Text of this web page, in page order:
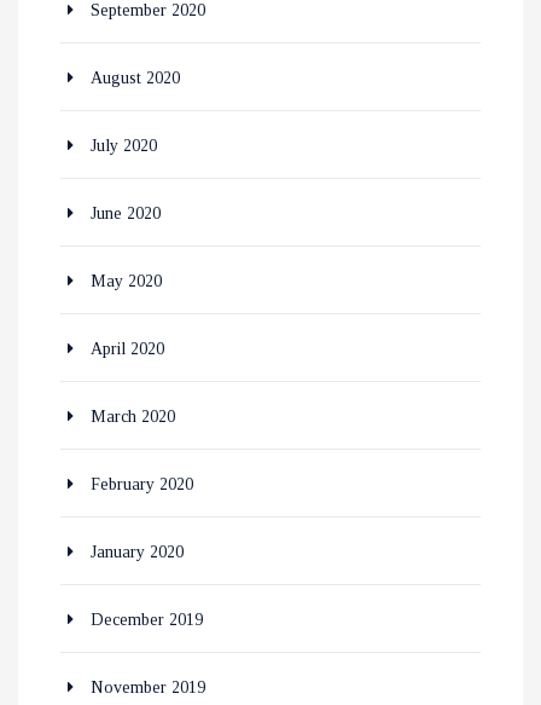
September 2020
August 2020
July 2020
June 2020
May 2020
April 2020
March 2020
February 2020
January 2020
December 2019
November 2019